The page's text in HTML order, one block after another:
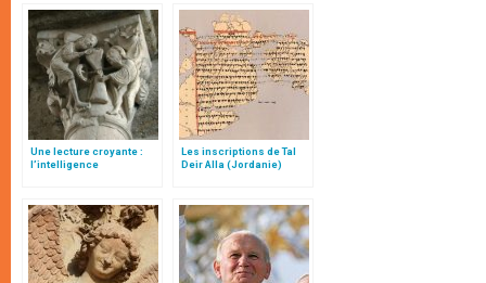
Une lecture croyante :
l’intelligence
Les inscriptions de Tal
Deir Alla (Jordanie)